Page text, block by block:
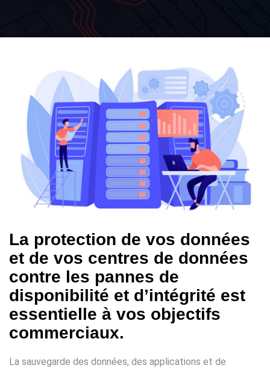
La protection de vos données
et de vos centres de données
contre les pannes de
disponibilité et d’intégrité est
essentielle à vos objectifs
commerciaux.
La sauvegarde des données, des applications et de